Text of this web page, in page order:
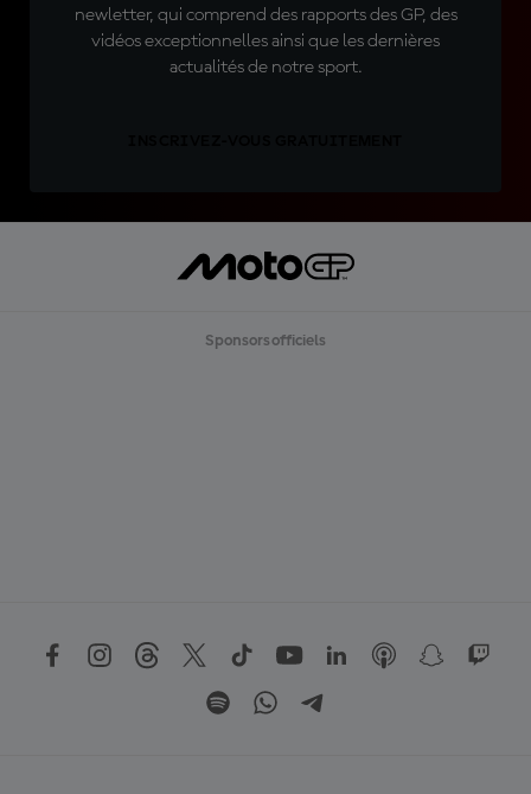
newletter, qui comprend des rapports des GP, des
vidéos exceptionnelles ainsi que les dernières
actualités de notre sport.
Sponsors officiels